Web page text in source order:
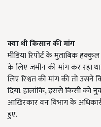
क्या थी किसान की मांग
मीडिया रिपोर्ट के मुताबिक
के लिए जमीन की मांग कर रहा
लिए रिश्वत की मांग की तो
दिया. हालांकि, इससे किसी
आखिरकार वन विभाग के
हुए.